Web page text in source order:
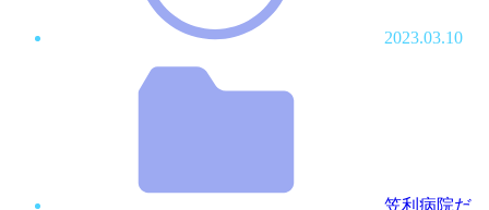
2023.03.10
笠利病院だ